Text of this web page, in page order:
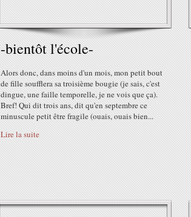
-bientôt l'école-
Alors donc, dans moins d'un mois, mon petit bout
de fille soufflera sa troisième bougie (je sais, c'est
dingue, une faille temporelle, je ne vois que ça).
Bref! Qui dit trois ans, dit qu'en septembre ce
minuscule petit être fragile (ouais, ouais bien...
Lire la suite